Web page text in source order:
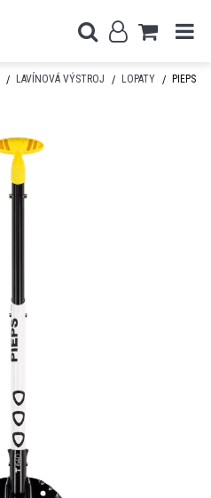
LAVÍNOVÁ VÝSTROJ LOPATY
PIEPS